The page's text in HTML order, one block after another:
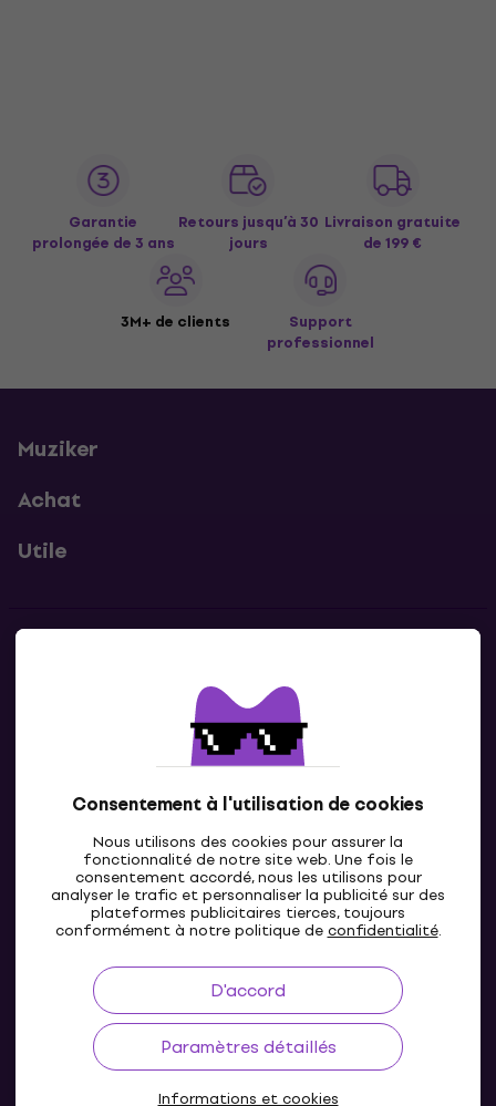
Consentement à l'utilisation de cookies
Nous utilisons des cookies pour assurer la
fonctionnalité de notre site web. Une fois le
consentement accordé, nous les utilisons pour
analyser le trafic et personnaliser la publicité sur des
plateformes publicitaires tierces, toujours
conformément à notre politique deconfidentialité.
D'accord
Paramètres détaillés
Informations et cookies
Garantie
prolongée de 3 ans
Retours jusqu’à 30
jours
Livraison gratuite
de 199 €
3M+ de clients
Support
professionnel
Muziker
Achat
Utile
Contacte nous
LU